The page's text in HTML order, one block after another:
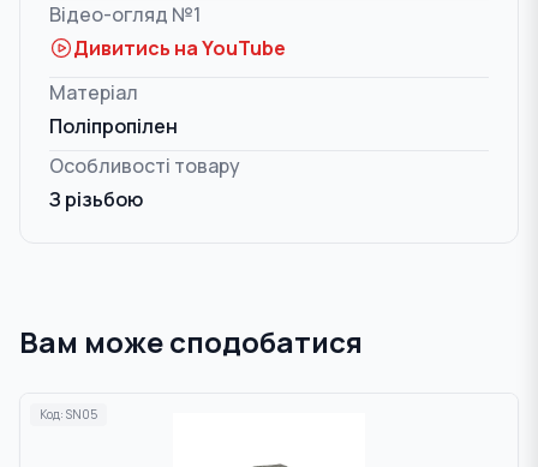
Відео-огляд №1
Дивитись на YouTube
Матеріал
Поліпропілен
Особливості товару
З різьбою
Вам може сподобатися
Код: SN05